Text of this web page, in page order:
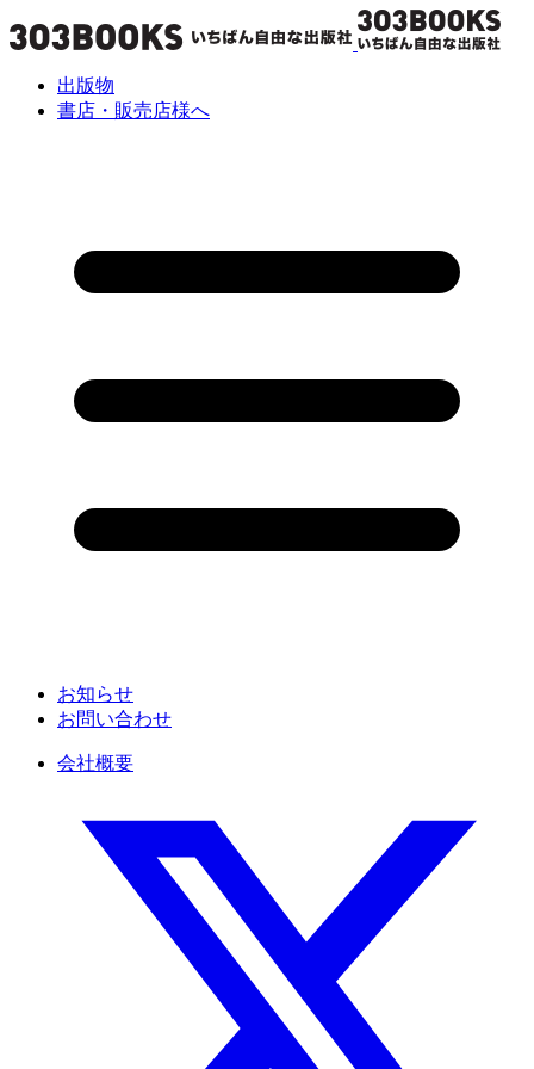
出版物
書店・販売店様へ
お知らせ
お問い合わせ
会社概要